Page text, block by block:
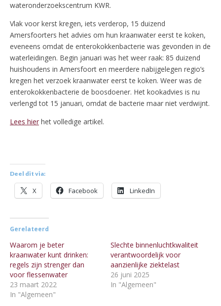
wateronderzoekscentrum KWR.
Vlak voor kerst kregen, iets verderop, 15 duizend
Amersfoorters het advies om hun kraanwater eerst te koken,
eveneens omdat de enterokokkenbacterie was gevonden in de
waterleidingen. Begin januari was het weer raak: 85 duizend
huishoudens in Amersfoort en meerdere nabijgelegen regio’s
kregen het verzoek kraanwater eerst te koken. Weer was de
enterokokkenbacterie de boosdoener. Het kookadvies is nu
verlengd tot 15 januari, omdat de bacterie maar niet verdwijnt.
Lees hier het volledige artikel.
Deel dit via:
X Facebook LinkedIn
Gerelateerd
Waarom je beter
kraanwater kunt drinken:
regels zijn strenger dan
voor flessenwater
23 maart 2022
In "Algemeen"
Slechte binnenluchtkwaliteit
verantwoordelijk voor
aanzienlijke ziektelast
26 juni 2025
In "Algemeen"